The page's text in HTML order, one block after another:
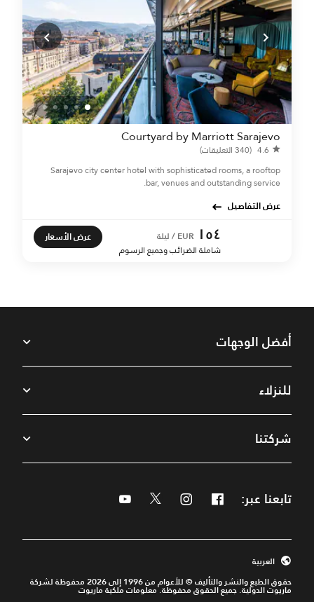
Courtyard by Marriott Sarajevo
4.6 (340 التعليقات)
Sarajevo city center hotel with sophisticated rooms, a rooftop
bar, venues and outstanding service.
عرض التفاصيل
١٥٤ EUR / ليلة
شاملة الضرائب وجميع الرسوم
عرض الأسعار
أفضل الوجهات
للنزلاء
شركتنا
تابعنا عبر: Facebook
Instagram
Twitter
حقوق الطبع والنشر والتأليف © للأعوام من 1996 إلى 2026 محفوظة لشركة
ماريوت الدولية. جميع الحقوق محفوظة. معلومات ملكية ماريوت
العربية